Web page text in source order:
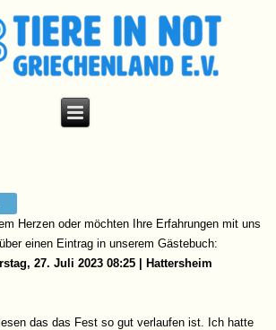
Herzen oder möchten Ihre Erfahrungen mit uns
einen Eintrag in unserem Gästebuch:
27. Juli 2023 08:25 | Hattersheim
das das Fest so gut verlaufen ist. Ich hatte